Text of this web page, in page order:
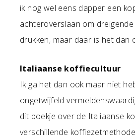
ik nog wel eens dapper een
achteroverslaan om
drukken, maar daar is het dan
Italiaanse koffiecultuur
Ik ga het dan ook maar niet
ongetwijfeld
dit boekje over de Italiaanse
verschillende